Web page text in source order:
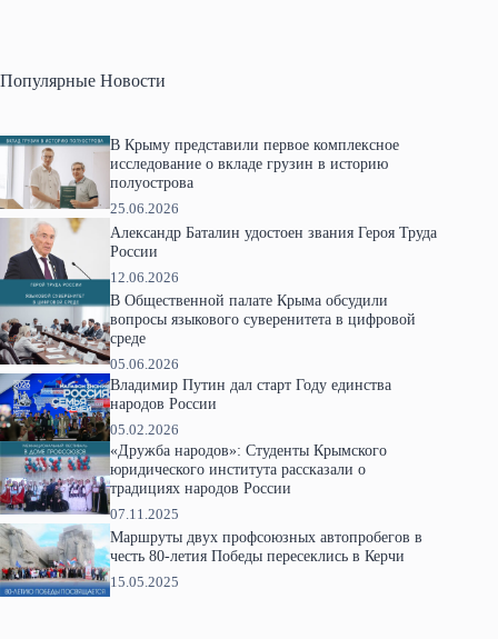
Популярные Новости
В Крыму представили первое комплексное
исследование о вкладе грузин в историю
полуострова
25.06.2026
Александр Баталин удостоен звания Героя Труда
России
12.06.2026
В Общественной палате Крыма обсудили
вопросы языкового суверенитета в цифровой
среде
05.06.2026
Владимир Путин дал старт Году единства
народов России
05.02.2026
«Дружба народов»: Студенты Крымского
юридического института рассказали о
традициях народов России
07.11.2025
Маршруты двух профсоюзных автопробегов в
честь 80-летия Победы пересеклись в Керчи
15.05.2025